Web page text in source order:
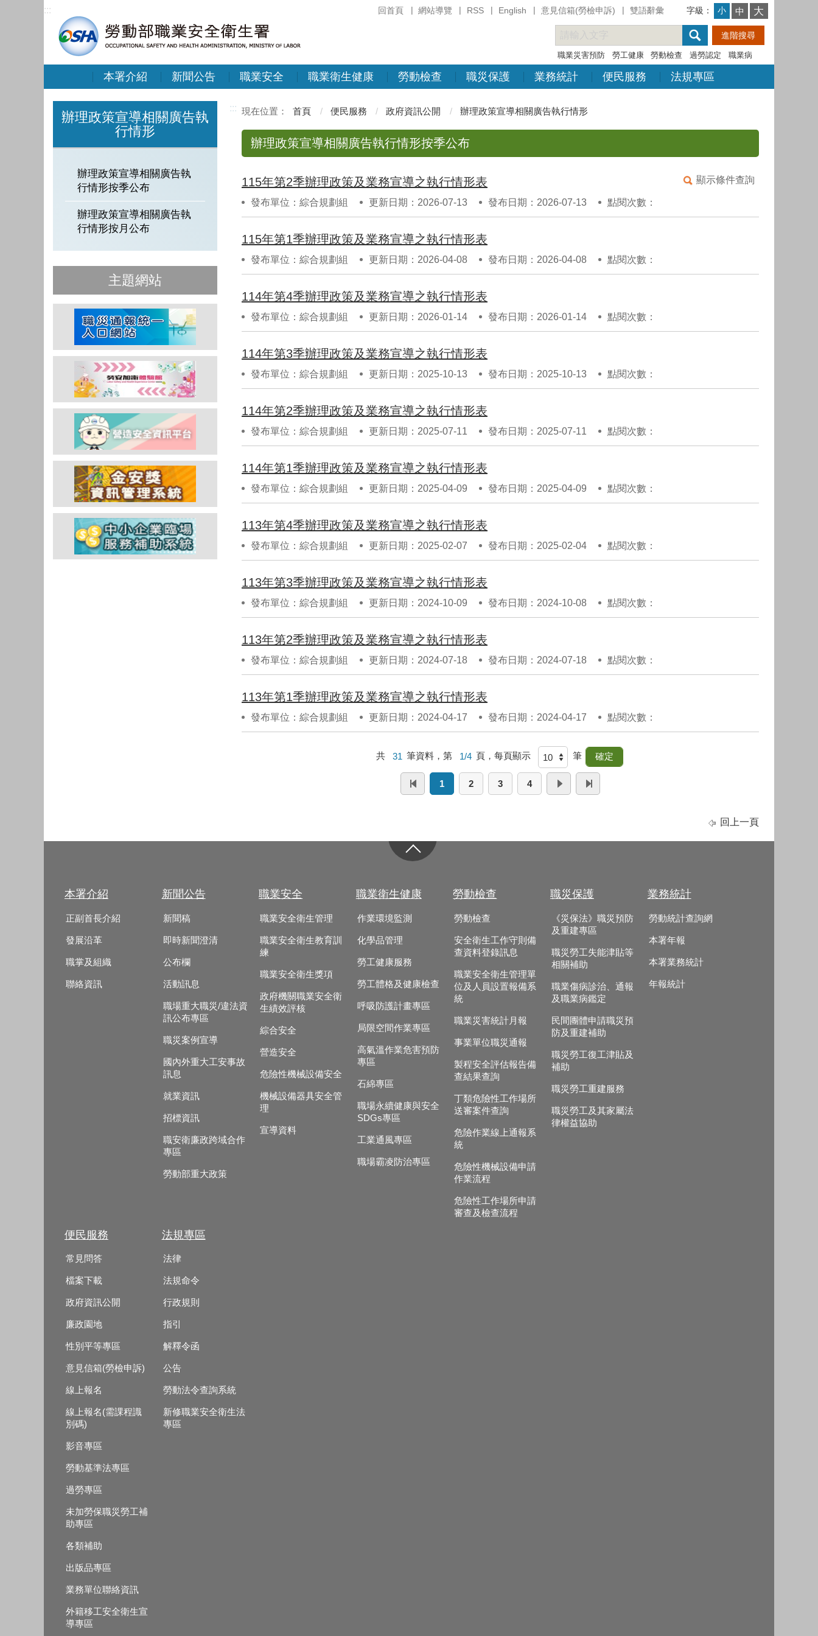
回首頁 網站導覽 RSS English 意見信箱(勞檢申訴) 雙語辭彙
::: 字級： 小 中 大
職業災害預防 勞工健康 勞動檢查 過勞認定 職業病
本署介紹 新聞公告 職業安全 職業衛生健康 勞動檢查 職災保護 業務統計 便民服務 法規專區
辦理政策宣導相關廣告執
行情形
辦理政策宣導相關廣告執
行情形按季公布
辦理政策宣導相關廣告執
行情形按月公布
主題網站
::: 首頁 便民服務 政府資訊公開 辦理政策宣導相關廣告執行情形
辦理政策宣導相關廣告執行情形按季公布
顯示條件查詢
115年第2季辦理政策及業務宣導之執行情形表
發布單位：綜合規劃組 更新日期：2026-07-13 發布日期：2026-07-13 點閱次數：
115年第1季辦理政策及業務宣導之執行情形表
發布單位：綜合規劃組 更新日期：2026-04-08 發布日期：2026-04-08 點閱次數：
114年第4季辦理政策及業務宣導之執行情形表
發布單位：綜合規劃組 更新日期：2026-01-14 發布日期：2026-01-14 點閱次數：
114年第3季辦理政策及業務宣導之執行情形表
發布單位：綜合規劃組 更新日期：2025-10-13 發布日期：2025-10-13 點閱次數：
114年第2季辦理政策及業務宣導之執行情形表
發布單位：綜合規劃組 更新日期：2025-07-11 發布日期：2025-07-11 點閱次數：
114年第1季辦理政策及業務宣導之執行情形表
發布單位：綜合規劃組 更新日期：2025-04-09 發布日期：2025-04-09 點閱次數：
113年第4季辦理政策及業務宣導之執行情形表
發布單位：綜合規劃組 更新日期：2025-02-07 發布日期：2025-02-04 點閱次數：
113年第3季辦理政策及業務宣導之執行情形表
發布單位：綜合規劃組 更新日期：2024-10-09 發布日期：2024-10-08 點閱次數：
113年第2季辦理政策及業務宣導之執行情形表
發布單位：綜合規劃組 更新日期：2024-07-18 發布日期：2024-07-18 點閱次數：
113年第1季辦理政策及業務宣導之執行情形表
發布單位：綜合規劃組 更新日期：2024-04-17 發布日期：2024-04-17 點閱次數：
共 31 筆資料，第 1/4 頁，每頁顯示 筆
1 2 3 4
回上一頁
本署介紹
正副首長介紹
發展沿革
職掌及組織
聯絡資訊
新聞公告
新聞稿
即時新聞澄清
公布欄
活動訊息
職場重大職災/違法資
訊公布專區
職災案例宣導
國內外重大工安事故
訊息
就業資訊
招標資訊
職安衛廉政跨域合作
專區
勞動部重大政策
職業安全
職業安全衛生管理
職業安全衛生教育訓
練
職業安全衛生獎項
政府機關職業安全衛
生績效評核
綜合安全
營造安全
危險性機械設備安全
機械設備器具安全管
理
宣導資料
職業衛生健康
作業環境監測
化學品管理
勞工健康服務
勞工體格及健康檢查
呼吸防護計畫專區
局限空間作業專區
高氣溫作業危害預防
專區
石綿專區
職場永續健康與安全
SDGs專區
工業通風專區
職場霸凌防治專區
勞動檢查
勞動檢查
安全衛生工作守則備
查資料登錄訊息
職業安全衛生管理單
位及人員設置報備系
統
職業災害統計月報
事業單位職災通報
製程安全評估報告備
查結果查詢
丁類危險性工作場所
送審案件查詢
危險作業線上通報系
統
危險性機械設備申請
作業流程
危險性工作場所申請
審查及檢查流程
職災保護
《災保法》職災預防
及重建專區
職災勞工失能津貼等
相關補助
職業傷病診治、通報
及職業病鑑定
民間團體申請職災預
防及重建補助
職災勞工復工津貼及
補助
職災勞工重建服務
職災勞工及其家屬法
律權益協助
業務統計
勞動統計查詢網
本署年報
本署業務統計
年報統計
便民服務
常見問答
檔案下載
政府資訊公開
廉政園地
性別平等專區
意見信箱(勞檢申訴)
線上報名
線上報名(需課程識
別碼)
影音專區
勞動基準法專區
過勞專區
未加勞保職災勞工補
助專區
各類補助
出版品專區
業務單位聯絡資訊
外籍移工安全衛生宣
導專區
法規專區
法律
法規命令
行政規則
指引
解釋令函
公告
勞動法令查詢系統
新修職業安全衛生法
專區